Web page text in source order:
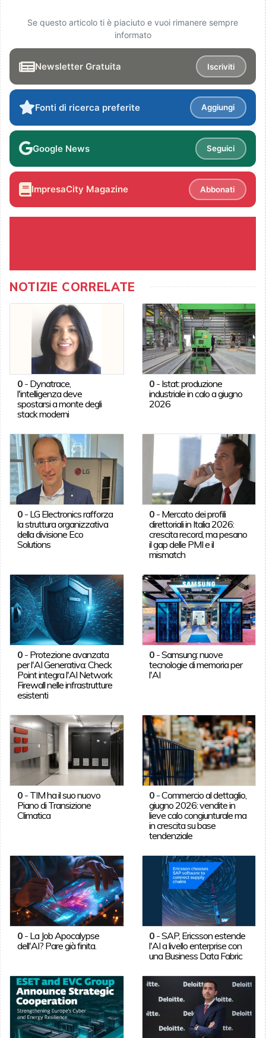
Se questo articolo ti è piaciuto e vuoi rimanere sempre
informato
Newsletter Gratuita Iscriviti
Fonti di ricerca preferite Aggiungi
Google News Seguici
ImpresaCity Magazine Abbonati
NOTIZIE CORRELATE
0- Dynatrace,
l'intelligenza deve
spostarsi a monte degli
stack moderni
0 - Istat: produzione
industriale in calo a giugno
2026
0- LG Electronics rafforza
la struttura organizzativa
della divisione Eco
Solutions
0 - Mercato dei profili
direttoriali in Italia 2026:
crescita record, ma pesano
il gap delle PMI e il
mismatch
0- Protezione avanzata
per l'AI Generativa: Check
Point integra l'AI Network
Firewall nelle infrastrutture
esistenti
0 -Samsung: nuove
tecnologie di memoria per
l'AI
0- TIM ha il suo nuovo
Piano di Transizione
Climatica
0 -Commercio al dettaglio,
giugno 2026: vendite in
lieve calo congiunturale ma
in crescita su base
tendenziale
0- La Job Apocalypse
dell'AI? Pare già finita.
0 -SAP, Ericsson estende
l'AI a livello enterprise con
una Business Data Fabric